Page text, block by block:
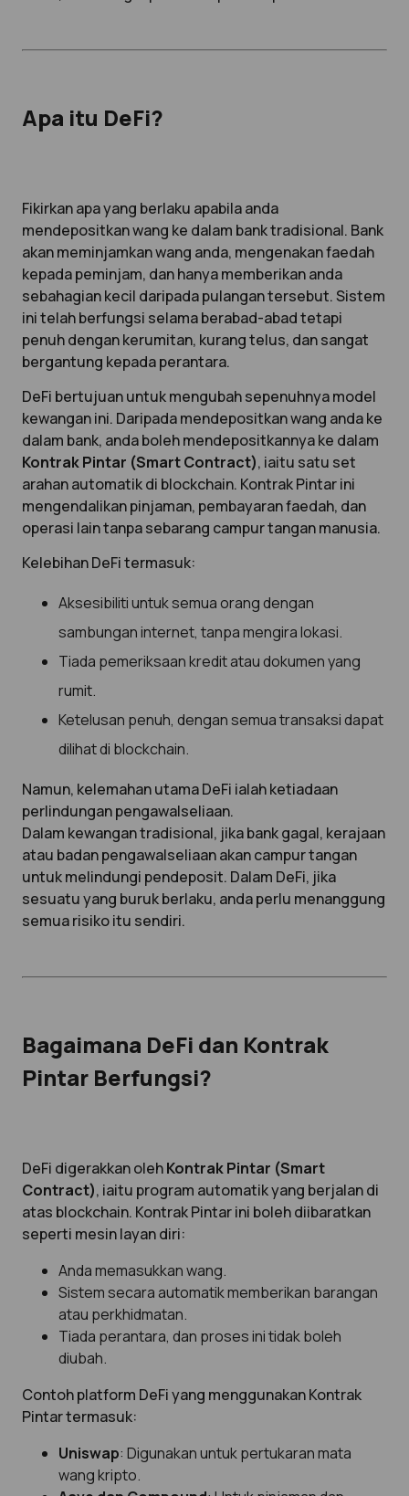
Apa itu DeFi?
Fikirkan apa yang berlaku apabila anda
mendepositkan wang ke dalam bank tradisional. Bank
akan meminjamkan wang anda, mengenakan faedah
kepada peminjam, dan hanya memberikan anda
sebahagian kecil daripada pulangan tersebut. Sistem
ini telah berfungsi selama berabad-abad tetapi
penuh dengan kerumitan, kurang telus, dan sangat
bergantung kepada perantara.
DeFi bertujuan untuk mengubah sepenuhnya model
kewangan ini. Daripada mendepositkan wang anda ke
dalam bank, anda boleh mendepositkannya ke dalam
Kontrak Pintar (Smart Contract), iaitu satu set
arahan automatik di blockchain. Kontrak Pintar ini
mengendalikan pinjaman, pembayaran faedah, dan
operasi lain tanpa sebarang campur tangan manusia.
Kelebihan DeFi termasuk:
Aksesibiliti untuk semua orang dengan
sambungan internet, tanpa mengira lokasi.
Tiada pemeriksaan kredit atau dokumen yang
rumit.
Ketelusan penuh, dengan semua transaksi dapat
dilihat di blockchain.
Namun, kelemahan utama DeFi ialah ketiadaan
perlindungan pengawalseliaan.
Dalam kewangan tradisional, jika bank gagal, kerajaan
atau badan pengawalseliaan akan campur tangan
untuk melindungi pendeposit. Dalam DeFi, jika
sesuatu yang buruk berlaku, anda perlu menanggung
semua risiko itu sendiri.
Bagaimana DeFi dan Kontrak
Pintar Berfungsi?
DeFi digerakkan olehKontrak Pintar (Smart
Contract), iaitu program automatik yang berjalan di
atas blockchain. Kontrak Pintar ini boleh diibaratkan
seperti mesin layan diri:
Anda memasukkan wang.
Sistem secara automatik memberikan barangan
atau perkhidmatan.
Tiada perantara, dan proses ini tidak boleh
diubah.
Contoh platform DeFi yang menggunakan Kontrak
Pintar termasuk:
Uniswap: Digunakan untuk pertukaran mata
wang kripto.